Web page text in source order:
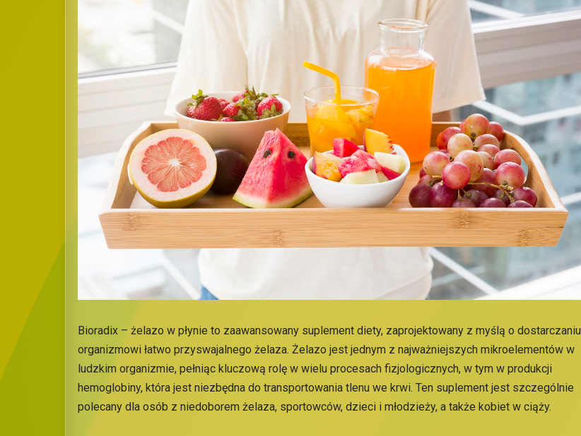
Bioradix – żelazo w płynie to zaawansowany suplement diety, zaprojektowany z myślą o dostarczaniu
organizmowi łatwo przyswajalnego żelaza. Żelazo jest jednym z najważniejszych mikroelementów w
ludzkim organizmie, pełniąc kluczową rolę w wielu procesach fizjologicznych, w tym w produkcji
hemoglobiny, która jest niezbędna do transportowania tlenu we krwi. Ten suplement jest szczególnie
polecany dla osób z niedoborem żelaza, sportowców, dzieci i młodzieży, a także kobiet w ciąży.